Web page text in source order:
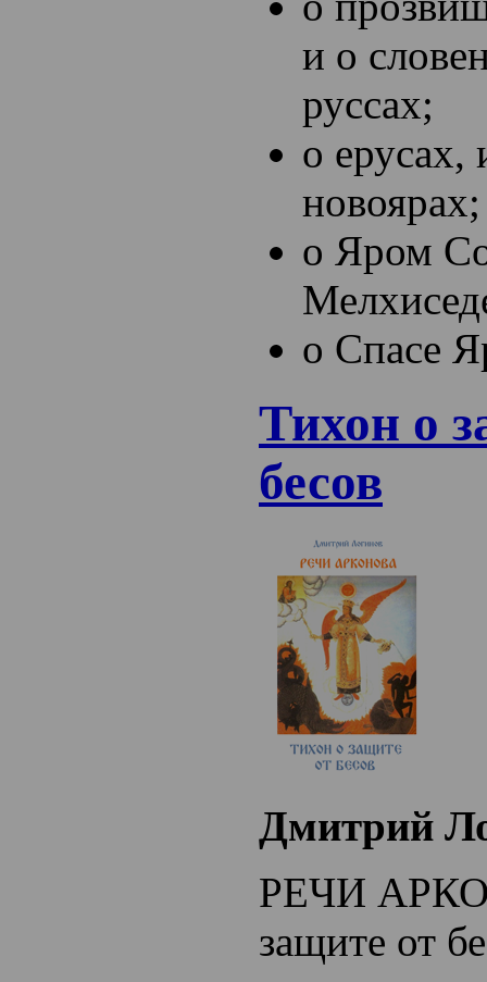
и о
руссах;
о ерусах,
новоярах;
о Яром
о Спасе
Тихон о
бесов
Дмитрий
РЕЧИ
защите от